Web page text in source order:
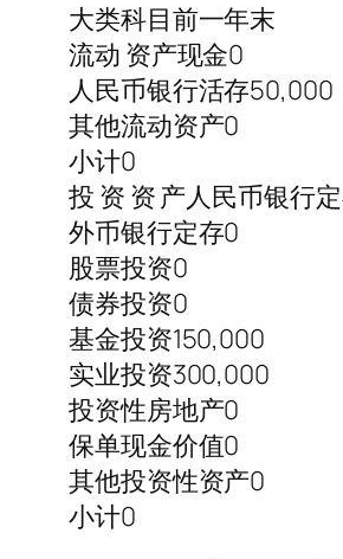
大类科目前一年末
流动 资产现金0
人民币银行活存50,000
其他流动资产0
小计0
投 资 资 产人民币银行
外币银行定存0
股票投资0
债券投资0
基金投资150,000
实业投资300,000
投资性房地产0
保单现金价值0
其他投资性资产0
小计0